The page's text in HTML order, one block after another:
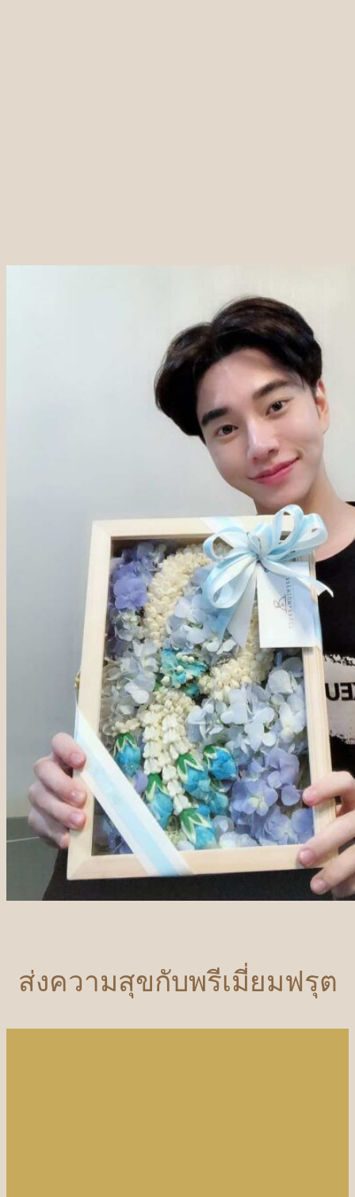
ส่งความสุขกับพรีเมี่ยมฟรุต